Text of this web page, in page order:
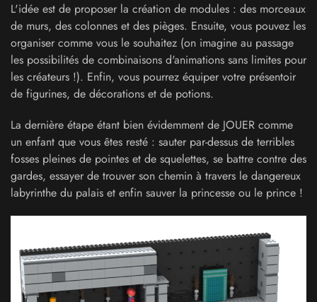
L'idée est de proposer la création de modules : des morceaux
de murs, des colonnes et des pièges. Ensuite, vous pouvez les
organiser comme vous le souhaitez (on imagine au passage
les possibilités de combinaisons d'animations sans limites pour
les créateurs !). Enfin, vous pourrez équiper votre présentoir
de figurines, de décorations et de potions.
La dernière étape étant bien évidemment de JOUER comme
un enfant que vous êtes resté : sauter par-dessus de terribles
fosses pleines de pointes et de squelettes, se battre contre des
gardes, essayer de trouver son chemin à travers le dangereux
labyrinthe du palais et enfin sauver la princesse ou le prince !